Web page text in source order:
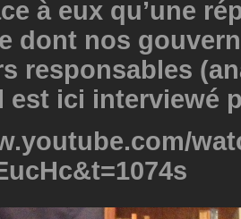
à eux qu’une
dont nos
responsables
est ici interviewé